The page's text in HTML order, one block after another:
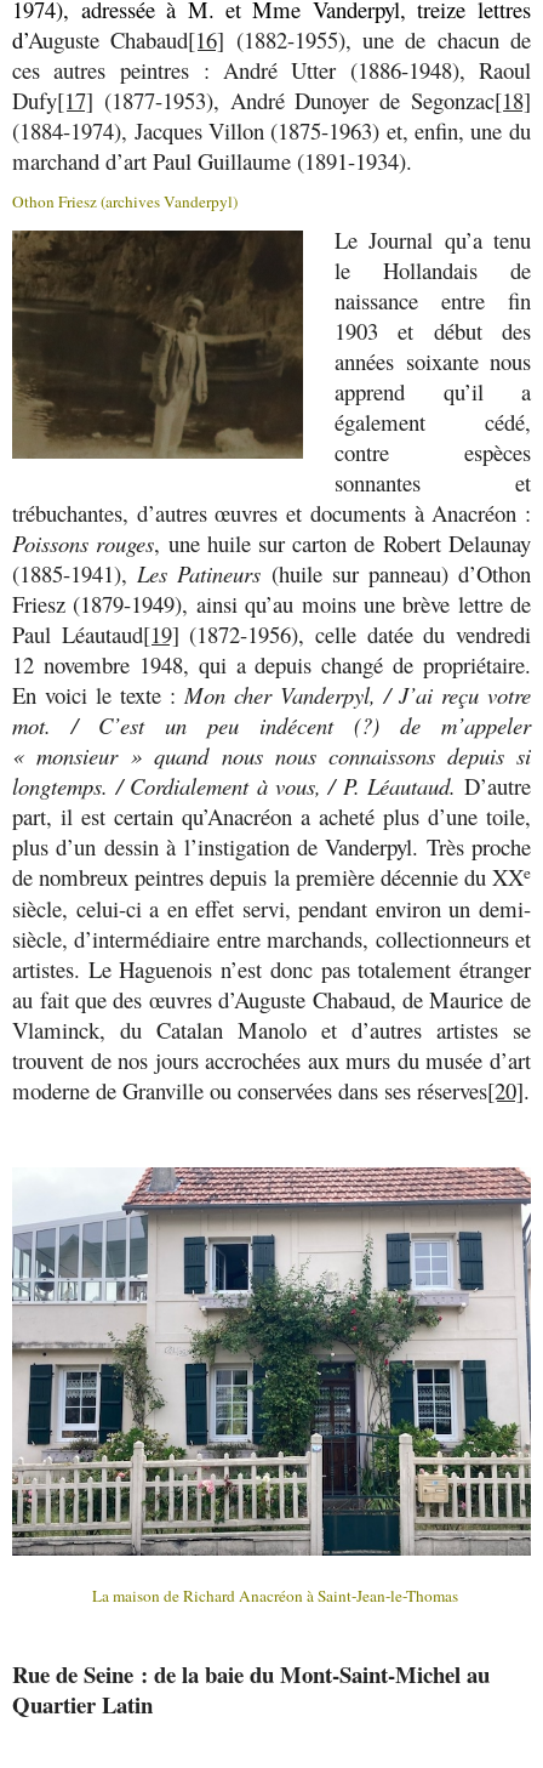
1974), adressée à M. et Mme Vanderpyl, treize lettres
d’Auguste Chabaud[16] (1882-1955), une de chacun de
ces autres peintres : André Utter (1886-1948), Raoul
Dufy[17] (1877-1953), André Dunoyer de Segonzac[18]
(1884-1974), Jacques Villon (1875-1963) et, enfin, une du
marchand d’art Paul Guillaume (1891-1934).
Othon Friesz (archives Vanderpyl)
Le Journal qu’a tenu
le Hollandais de
naissance entre fin
1903 et début des
années soixante nous
apprend qu’il a
également cédé,
contre espèces
sonnantes et
trébuchantes, d’autres œuvres et documents à Anacréon :
Poissons rouges, une huile sur carton de Robert Delaunay
(1885-1941),Les Patineurs (huile sur panneau) d’Othon
Friesz (1879-1949), ainsi qu’au moins une brève lettre de
Paul Léautaud[19] (1872-1956), celle datée du vendredi
12 novembre 1948, qui a depuis changé de propriétaire.
En voici le texte :Mon cher Vanderpyl, / J’ai reçu votre
mot. /
C’est un peu indécent (?) de m’appeler
« monsieur » quand nous nous connaissons depuis si
longtemps. / Cordialement à vous, / P. Léautaud. D’autre
part, il est certain qu’Anacréon a acheté plus d’une toile,
plus d’un dessin à l’instigation de Vanderpyl. Très proche
de nombreux peintres depuis la première décennie du XXe
siècle, celui-ci a en effet servi, pendant environ un demi-
siècle, d’intermédiaire entre marchands, collectionneurs et
artistes. Le Haguenois n’est donc pas totalement étranger
au fait que des œuvres d’Auguste Chabaud, de Maurice de
Vlaminck, du Catalan Manolo et d’autres artistes se
trouvent de nos jours accrochées aux murs du musée d’art
moderne de Granville ou conservées dans ses réserves[20].
La maison de Richard Anacréon à Saint-Jean-le-Thomas
Rue de Seine : de la baie du Mont-Saint-Michel au
Quartier Latin